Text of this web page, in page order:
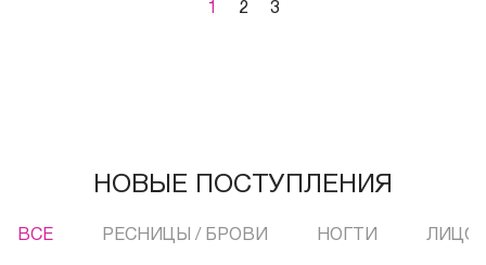
1 2 3
НОВЫЕ ПОСТУПЛЕНИЯ
ВСЕ РЕСНИЦЫ / БРОВИ НОГТИ ЛИЦО